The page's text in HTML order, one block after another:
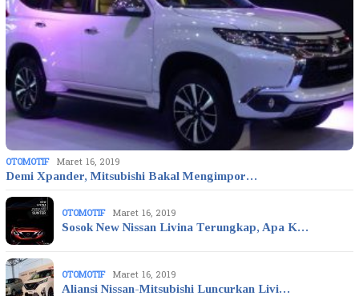
OTOMOTIF Maret 16, 2019
Demi Xpander, Mitsubishi Bakal Mengimpor…
OTOMOTIF Maret 16, 2019
Sosok New Nissan Livina Terungkap, Apa K…
OTOMOTIF Maret 16, 2019
Aliansi Nissan-Mitsubishi Luncurkan Livi…